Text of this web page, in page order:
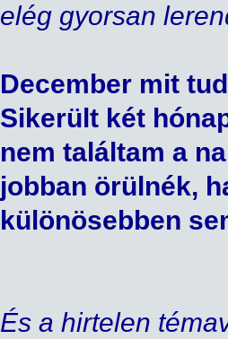
elég gyorsan
December mit
Sikerült két
nem találtam a
jobban örülnék,
különösebben
És a hirtelen